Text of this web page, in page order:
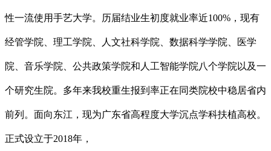
性一流使用手艺大学。历届结业生初度就业率近100%，现有
经管学院、理工学院、人文社科学院、数据科学学院、医学
院、音乐学院、公共政策学院和人工智能学院八个学院以及一
个研究生院。多年来我校重生报到率正在同类院校中稳居省内
前列。面向东江，现为广东省高程度大学沉点学科扶植高校。
正式设立于2018年，